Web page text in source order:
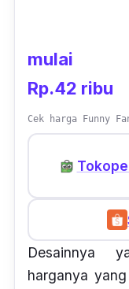
mulai
Rp.42 ribu
Cek harga Funny
Desainnya
harganya